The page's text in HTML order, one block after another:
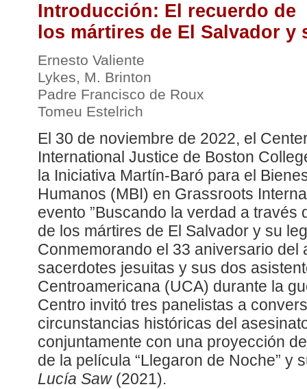
Introducción: El recuerdo de
los mártires de El Salvador y
Ernesto Valiente
Lykes, M. Brinton
Padre Francisco de Roux
Tomeu Estelrich
El 30 de noviembre de 2022, el
International Justice de Boston
la Iniciativa Martín-Baró para el
Humanos (MBI) en Grassroots
evento ”Buscando la verdad a través
de los mártires de El Salvador y su
Conmemorando el 33 aniversario del
sacerdotes jesuitas y sus dos
Centroamericana (UCA) durante la
Centro invitó tres panelistas a
circunstancias históricas del
conjuntamente con una proyección
de la película “Llegaron de Noche” y
Lucía Saw(2021).